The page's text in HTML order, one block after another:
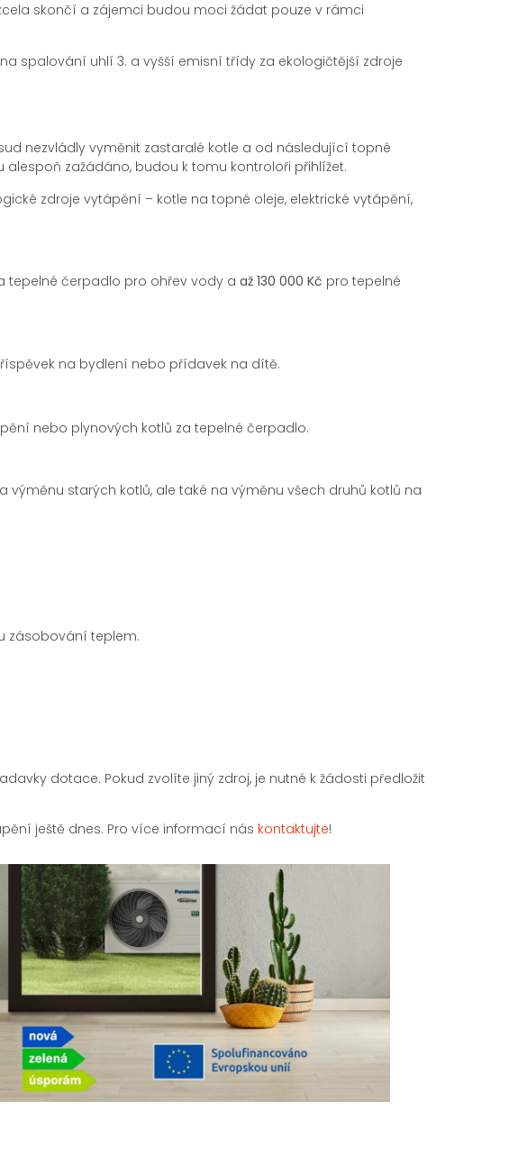
skončí a zájemci budou moci žádat pouze v rámci
spalování uhlí 3. a vyšší emisní třídy za ekologičtější zdroje
nezvládly vyměnit zastaralé kotle a od následující topné
zažádáno, budou k tomu kontroloři přihlížet.
zdroje vytápění – kotle na topné oleje, elektrické vytápění,
tepelné čerpadlo pro ohřev vody a až 130 000 Kč pro tepelné
na bydlení nebo přídavek na dítě.
nebo plynových kotlů za tepelné čerpadlo.
starých kotlů, ale také na výměnu všech druhů kotlů na
zásobování teplem.
dotace. Pokud zvolíte jiný zdroj, je nutné k žádosti předložit
ještě dnes. Pro více informací nás kontaktujte!